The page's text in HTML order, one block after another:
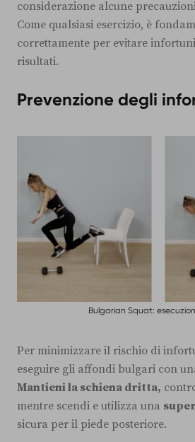
considerazione alcune
Come qualsiasi esercizio, è
correttamente per evitare
risultati.
Prevenzione degli
Bulgarian Squat:
Per minimizzare il rischio di
eseguire gli affondi bulgari con
Mantieni la schiena dritta,
mentre scendi e utilizza una
sicura per il piede posteriore.